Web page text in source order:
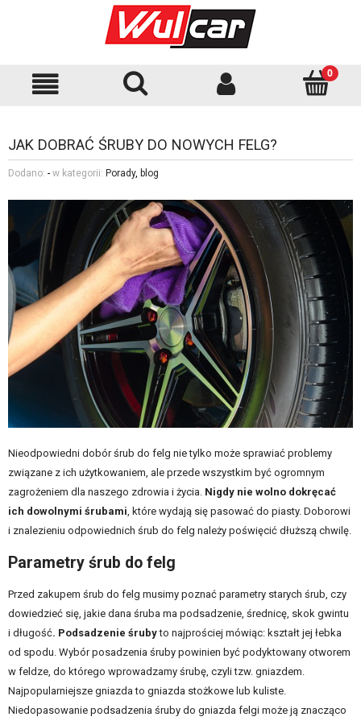
JAK DOBRAĆ ŚRUBY DO NOWYCH FELG?
Dodano: - w kategorii: Porady, blog
Nieodpowiedni dobór śrub do felg nie tylko może sprawiać problemy
związane z ich użytkowaniem, ale przede wszystkim być ogromnym
zagrożeniem dla naszego zdrowia i życia. Nigdy nie wolno dokręcać
ich dowolnymi śrubami , które wydają się pasować do piasty. Doborowi
i znalezieniu odpowiednich śrub do felg należy poświęcić dłuższą chwilę.
Parametry śrub do felg
Przed zakupem śrub do felg musimy poznać parametry starych śrub, czy
dowiedzieć się, jakie dana śruba ma podsadzenie, średnicę, skok gwintu
i długość. Podsadzenie śrubyto najprościej mówiąc: kształt jej łebka
od spodu. Wybór posadzenia śruby powinien być podyktowany otworem
w feldze, do którego wprowadzamy śrubę, czyli tzw. gniazdem.
Najpopularniejsze gniazda to gniazda stożkowe lub kuliste.
Niedopasowanie podsadzenia śruby do gniazda felgi może ją znacząco